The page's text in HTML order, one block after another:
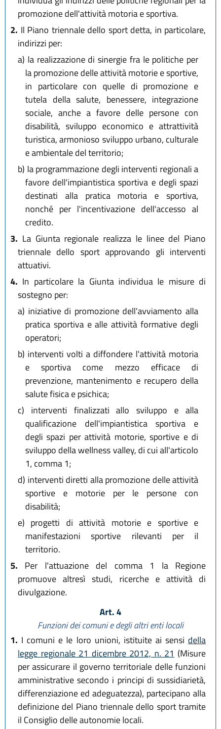
promozione dell'attività motoria e sportiva.
2. Il Piano triennale dello sport detta, in particolare,
indirizzi per:
a) la realizzazione di sinergie fra le politiche per
la promozione delle attività motorie e sportive,
in particolare con quelle di promozione e
tutela della salute, benessere, integrazione
sociale, anche a favore delle persone con
disabilità, sviluppo economico e attrattività
turistica, armonioso sviluppo urbano, culturale
e ambientale del territorio;
b) la programmazione degli interventi regionali a
favore dell'impiantistica sportiva e degli spazi
destinati alla pratica motoria e sportiva,
nonché per l'incentivazione dell'accesso al
credito.
3. La Giunta regionale realizza le linee del Piano
triennale dello sport approvando gli interventi
attuativi.
4. In particolare la Giunta individua le misure di
sostegno per:
a) iniziative di promozione dell'avviamento alla
pratica sportiva e alle attività formative degli
operatori;
b) interventi volti a diffondere l'attività motoria
e sportiva come mezzo efficace di
prevenzione, mantenimento e recupero della
salute fisica e psichica;
c) interventi finalizzati allo sviluppo e alla
qualificazione dell'impiantistica sportiva e
degli spazi per attività motorie, sportive e di
sviluppo della wellness valley, di cui all'articolo
1, comma 1;
d) interventi diretti alla promozione delle attività
sportive e motorie per le persone con
disabilità;
e) progetti di attività motorie e sportive e
manifestazioni sportive rilevanti per il
territorio.
5. Per l'attuazione del comma 1 la Regione
promuove altresì studi, ricerche e attività di
divulgazione.
Art. 4
Funzioni dei comuni e degli altri enti locali
1. I comuni e le loro unioni, istituite ai sensi della
legge regionale 21 dicembre 2012, n. 21 (Misure
per assicurare il governo territoriale delle funzioni
amministrative secondo i principi di sussidiarietà,
differenziazione ed adeguatezza), partecipano alla
definizione del Piano triennale dello sport tramite
il Consiglio delle autonomie locali.